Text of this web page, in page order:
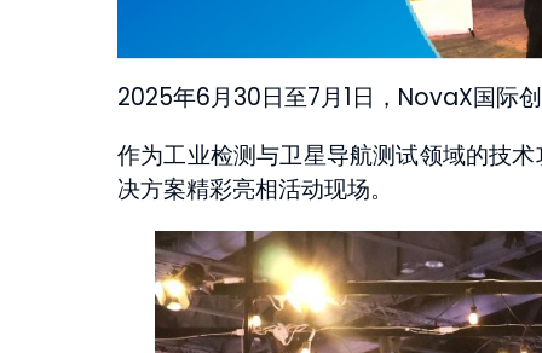
2025年6月30日至7月1日，NovaX国际
作为工业检测与卫星导航测试领域的技
决方案精彩亮相活动现场。